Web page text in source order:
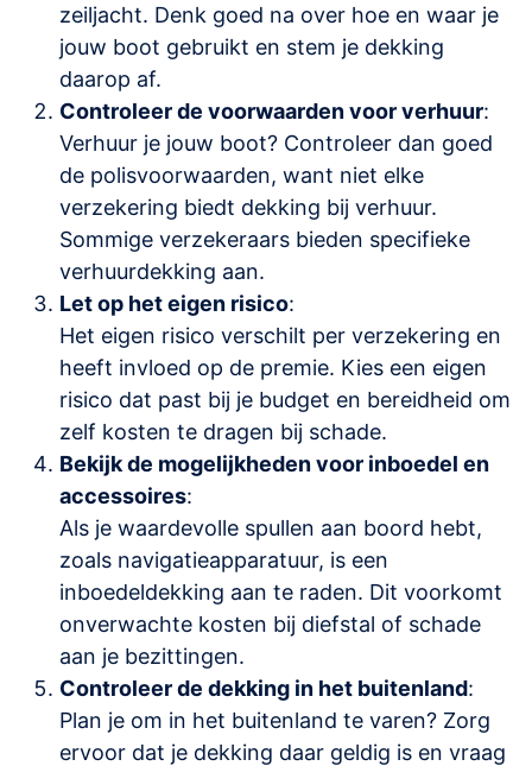
zeiljacht. Denk goed na over hoe en waar je
jouw boot gebruikt en stem je dekking
daarop af.
Controleer de voorwaarden voor verhuur:
Verhuur je jouw boot? Controleer dan goed
de polisvoorwaarden, want niet elke
verzekering biedt dekking bij verhuur.
Sommige verzekeraars bieden specifieke
verhuurdekking aan.
Let op het eigen risico:
Het eigen risico verschilt per verzekering en
heeft invloed op de premie. Kies een eigen
risico dat past bij je budget en bereidheid om
zelf kosten te dragen bij schade.
Bekijk de mogelijkheden voor inboedel en
accessoires:
Als je waardevolle spullen aan boord hebt,
zoals navigatieapparatuur, is een
inboedeldekking aan te raden. Dit voorkomt
onverwachte kosten bij diefstal of schade
aan je bezittingen.
Controleer de dekking in het buitenland:
Plan je om in het buitenland te varen? Zorg
ervoor dat je dekking daar geldig is en vraag